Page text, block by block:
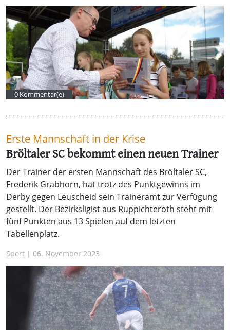
0 Kommentar(e)
Erste Mannschaft in der Krise
Bröltaler SC bekommt einen neuen Trainer
Der Trainer der ersten Mannschaft des Bröltaler SC,
Frederik Grabhorn, hat trotz des Punktgewinns im
Derby gegen Leuscheid sein Traineramt zur Verfügung
gestellt. Der Bezirksligist aus Ruppichteroth steht mit
fünf Punkten aus 13 Spielen auf dem letzten
Tabellenplatz.
Sport | 06. November 2023